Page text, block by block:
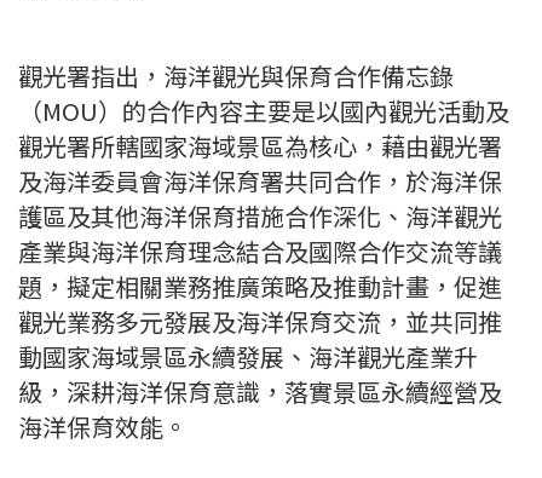
觀光署指出，海洋觀光與保育合作備忘錄
（MOU）的合作內容主要是以國內觀光活動及
觀光署所轄國家海域景區為核心，藉由觀光署
及海洋委員會海洋保育署共同合作，於海洋保
護區及其他海洋保育措施合作深化、海洋觀光
產業與海洋保育理念結合及國際合作交流等議
題，擬定相關業務推廣策略及推動計畫，促進
觀光業務多元發展及海洋保育交流，並共同推
動國家海域景區永續發展、海洋觀光產業升
級，深耕海洋保育意識，落實景區永續經營及
海洋保育效能。